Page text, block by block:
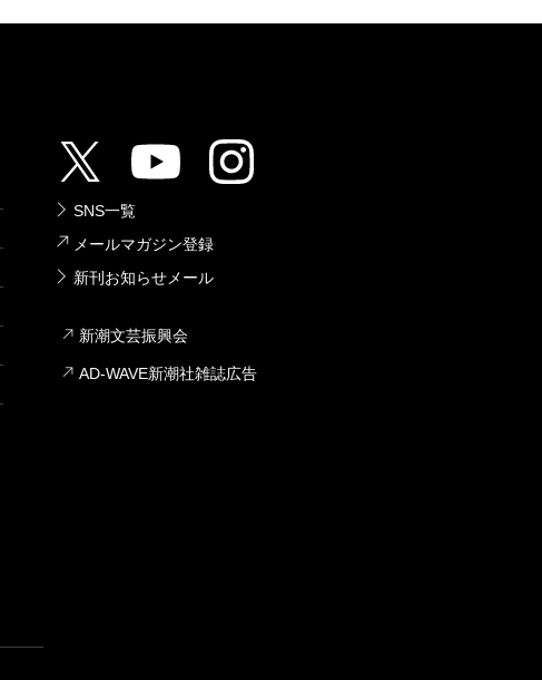
SNS一覧
メールマガジン登録
新刊お知らせメール
新潮文芸振興会
AD-WAVE新潮社雑誌広告